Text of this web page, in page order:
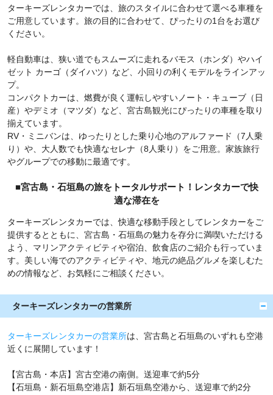
ターキーズレンタカーでは、旅のスタイルに合わせて選べる車種を
ご用意しています。旅の目的に合わせて、ぴったりの1台をお選び
ください。
軽自動車は、狭い道でもスムーズに走れるバモス（ホンダ）やハイ
ゼット カーゴ（ダイハツ）など、小回りの利くモデルをラインアッ
プ。
コンパクトカーは、燃費が良く運転しやすいノート・キューブ（日
産）やデミオ（マツダ）など、宮古島観光にぴったりの車種を取り
揃えています。
RV・ミニバンは、ゆったりとした乗り心地のアルファード（7人乗
り）や、大人数でも快適なセレナ（8人乗り）をご用意。家族旅行
やグループでの移動に最適です。
■宮古島・石垣島の旅をトータルサポート！レンタカーで快
適な滞在を
ターキーズレンタカーでは、快適な移動手段としてレンタカーをご
提供するとともに、宮古島・石垣島の魅力を存分に満喫いただける
よう、マリンアクティビティや宿泊、飲食店のご紹介も行っていま
す。美しい海でのアクティビティや、地元の絶品グルメを楽しむた
めの情報など、お気軽にご相談ください。
ターキーズレンタカーの営業所
ターキーズレンタカーの営業所は、宮古島と石垣島のいずれも空港
近くに展開しています！
【宮古島・本店】宮古空港の南側。送迎車で約5分
【石垣島・新石垣島空港店】新石垣島空港から、送迎車で約2分